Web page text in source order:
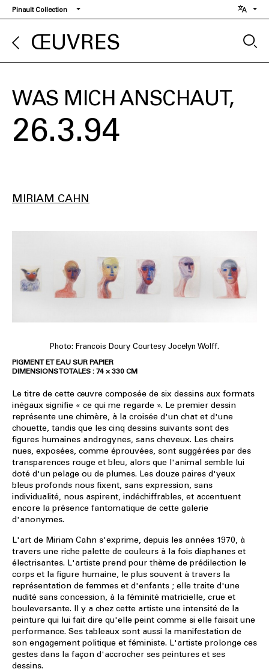
Aller
au
contenu
principal
Pinault Collection
ŒUVRES
WAS MICH ANSCHAUT
26.3.94
MIRIAM CAHN
Photo: Francois Doury Courtesy Jocelyn Wolff.
PIGMENT ET EAU SUR PAPIER
DIMENSIONS TOTALES : 74 × 330 CM
Le titre de cette œuvre composée de six dessins aux formats
inégaux signifie « ce qui me regarde ». Le premier dessin
représente une chimère, à la croisée d'un chat et d'une
chouette, tandis que les cinq dessins suivants sont des
figures humaines androgynes, sans cheveux. Les chairs
nues, exposées, comme éprouvées, sont suggérées par des
transparences rouge et bleu, alors que l'animal semble lui
doté d'un pelage ou de plumes. Les douze paires d'yeux
bleus profonds nous fixent, sans expression, sans
individualité, nous aspirent, indéchiffrables, et accentuent
encore la présence fantomatique de cette galerie
d'anonymes.
L'art de Miriam Cahn s'exprime, depuis les années 1970, à
travers une riche palette de couleurs à la fois diaphanes et
électrisantes. L'artiste prend pour thème de prédilection le
corps et la figure humaine, le plus souvent à travers la
représentation de femmes et d'enfants ; elle traite d'une
nudité sans concession, à la féminité matricielle, crue et
bouleversante. Il y a chez cette artiste une intensité de la
peinture qui lui fait dire qu'elle peint comme si elle faisait une
performance. Ses tableaux sont aussi la manifestation de
son engagement politique et féministe. L'artiste prolonge ces
gestes dans la façon d'accrocher ses peintures et ses
dessins.